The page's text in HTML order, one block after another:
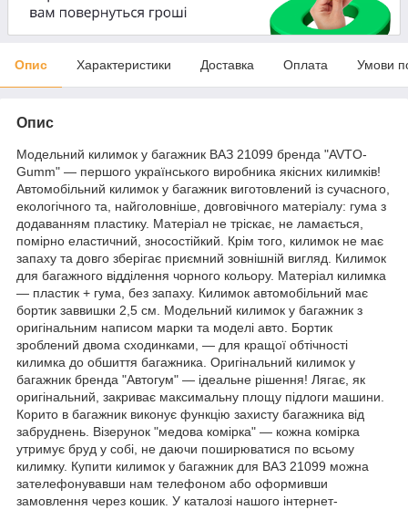
Опис Характеристики Доставка Оплата Умови
Опис
Модельний килимок у багажник ВАЗ 21099 бренда "AVTO-
Gumm" — першого українського виробника якісних килимків!
Автомобільний килимок у багажник виготовлений із сучасного,
екологічного та, найголовніше, довговічного матеріалу: гума з
додаванням пластику. Матеріал не тріскає, не ламається,
помірно еластичний, зносостійкий. Крім того, килимок не має
запаху та довго зберігає приємний зовнішній вигляд. Килимок
для багажного відділення чорного кольору. Матеріал килимка
— пластик + гума, без запаху. Килимок автомобільний має
бортик заввишки 2,5 см. Модельний килимок у багажник з
оригінальним написом марки та моделі авто. Бортик
зроблений двома сходинками, — для кращої обтічності
килимка до обшиття багажника. Оригінальний килимок у
багажник бренда "Автогум" — ідеальне рішення! Лягає, як
оригінальний, закриває максимальну площу підлоги машини.
Корито в багажник виконує функцію захисту багажника від
забруднень. Візерунок "медова комірка" — кожна комірка
утримує бруд у собі, не даючи поширюватися по всьому
килимку. Купити килимок у багажник для ВАЗ 21099 можна
зателефонувавши нам телефоном або оформивши
замовлення через кошик. У каталозі нашого інтернет-